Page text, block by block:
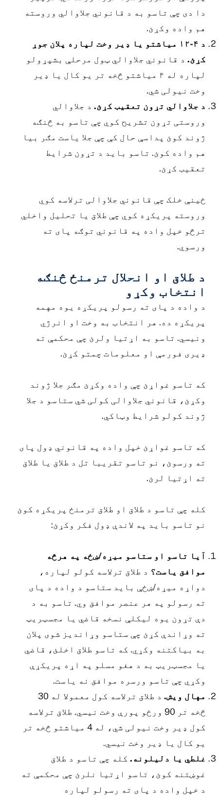
دا دی چې تاسو به د قانوني جلاوالي وروسته
هم واده وکړئ.
د ۴-۱۲ میاشتو یا ډیر وخت لپاره پلان جوړ
کړئ.د قانوني جلاوالي ټول مرحلې بشپړولو
لپاره له ۴ میاشتو څخه تر یو کال یا ډیر
وخت نیولی شي.
د جلاوالي تړون تعقیب کړئ.د جلاوالي
وروستی تړون تشریح کوي چې تاسو به څنګه
ژوند کوئ پداسې حال کې چې جلا یاست مګر بیا
هم واده کوئ. تاسو باید د تړون شرایط
تعقیب کړئ.
ځینې خلک چې قانوني جلاوالی ترلاسه کوي
وروسته پریکړه کوي چې طلاق یا تحلیل واخلي
ترڅو خپل واده په قانوني توګه پای ته
ورسوي.
د طلاق او انحلال ترمنځ څنګه
انتخاب وکړو
د واده د پای ته رسولو پریکړه یوه مهمه
پریکړه ده. هر انتخاب به وخت او انرژي
ونیسي. تاسو به اړتیا ولرئ چې محکمې ته
ډیری فورمې او معلومات چمتو کړئ.
که تاسو غواړئ چې واده وکړئ مګر جلا ژوند
وکړئ، قانوني جلاوالی کولی شي ستاسو د جلا
ژوند کولو شرایط وټاکي.
که تاسو غواړئ خپل واده په قانوني ډول پای
ته ورسوئ، نو تاسو تقریبا تل د طلاق یا طلاق
ته اړتیا لرئ.
کله چې تاسو د طلاق او طلاق ترمنځ پریکړه کوئ
نو تاسو باید په لاندې ډول فکر وکړئ:
آیا تاسو او ستاسو میړه/ښځه په هرڅه
موافق یاست؟د طلاق ترلاسه کولو لپاره،
دواړه میړه/ښځې باید ستاسو د واده د پای
ته رسولو په هر عنصر موافق وي. تاسو به د
دې تړون یوه لیکلې نسخه قاضي یا مجسټریټ
ته وړاندې کړئ چې ستاسو وړاندیز شوی پلان
به بیاکتنه وکړي. که تاسو طلاق اخلئ، قاضي
یا مجسټریټ به د هغو مسلو په اړه پریکړې
وکړي چې تاسو ورسره موافق نه یاست.
مهال ویش.
د طلاق ترلاسه کول معمولا له 30
څخه تر 90 ورځو پورې وخت نیسي. طلاق ترلاسه
کول ډیر وخت نیولی شي، له 4 میاشتو څخه تر
یو کال یا ډیر وخت نیسي.
غلطي یا دلیلونه. کله چې تاسو د طلاق
غوښتنه کوئ، تاسو اړتیا نلرئ چې محکمې ته
د خپل واده د پای ته رسولو لپاره